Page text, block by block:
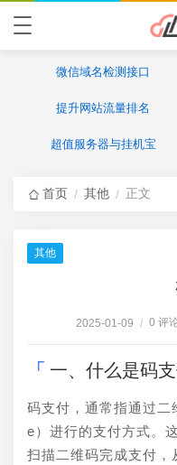
微信域名检测接口
提升网站流量排名
超值服务器与挂机宝
首页 / 其他 / 正文
其他
2025-01-09 / 0 评
一、什么是码
码支付，通常指通过
e）进行的支付方式。
扫描二维码完成支付，